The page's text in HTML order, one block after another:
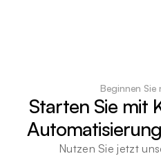
Beginnen Sie
Starten Sie mit
Nutzen Sie jetzt